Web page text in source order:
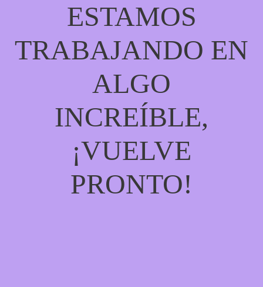
ESTAMOS
TRABAJANDO EN
ALGO
INCREÍBLE,
¡VUELVE
PRONTO!